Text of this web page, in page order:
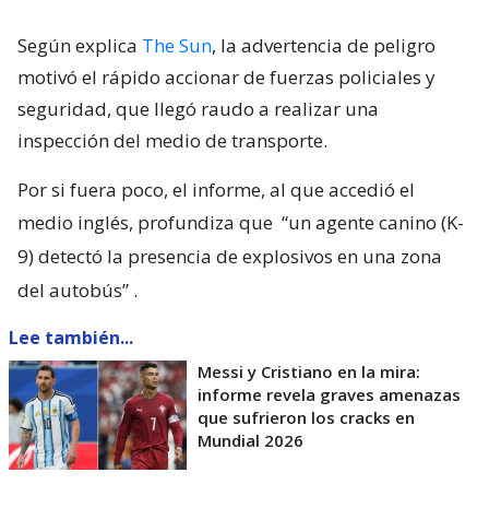
Según explica The Sun, la advertencia de peligro
motivó el rápido accionar de fuerzas policiales y
seguridad, que llegó raudo a realizar una
inspección del medio de transporte.
Por si fuera poco, el informe, al que accedió el
medio inglés, profundiza que “un agente canino (K-
9) detectó la presencia de explosivos en una zona
del autobús” .
Lee también...
Messi y Cristiano en la mira:
informe revela graves amenazas
que sufrieron los cracks en
Mundial 2026